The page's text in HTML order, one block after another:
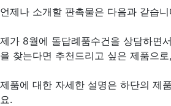
언제나 소개할 판촉물은 다음과 같습니
제가 8월에 돌답례품수건을 상담하면
을 찾는다면 추천드리고 싶은 제품으로,
제품에 대한 자세한 설명은 하단의 제
요.